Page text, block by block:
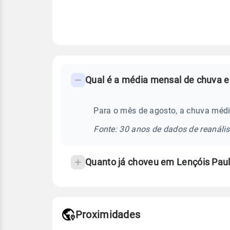
frequentes
temperatura
Qual é a média mensal de chuva
Para o mês de agosto, a chuva
Fonte: 30 anos de dados de
Quanto já choveu em Lençóis
Proximidades